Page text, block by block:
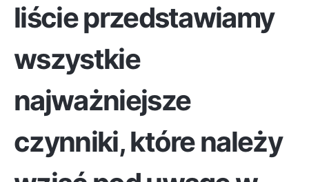
liście przedstawiamy
wszystkie
najważniejsze
czynniki, które należy